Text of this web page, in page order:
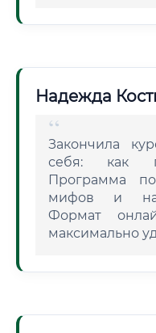
Надежда
Закончила
себя: как
Программа
мифов и
Формат
максимально